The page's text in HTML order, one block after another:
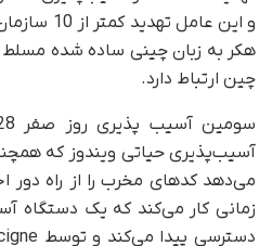
و این عامل
هکر به زبان چینی ساده شده
چین ارتباط دارد.
آسیب‌پذیری حیاتی ویندوز که
می‌دهد کدهای مخرب را از راه دور
زمانی کار می‌کند که یک دستگاه